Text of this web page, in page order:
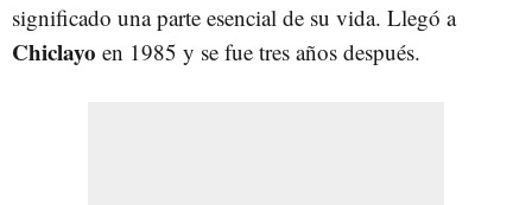
significado una parte esencial de su vida. Llegó a
Chiclayo en 1985 y se fue tres años después.